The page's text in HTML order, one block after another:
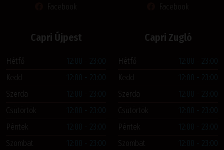
Facebook
Facebook
Capri Újpest
Hétfő
12:00 - 23:00
Kedd
12:00 - 23:00
Szerda
12:00 - 23:00
Csütörtök
12:00 - 23:00
Péntek
12:00 - 23:00
Szombat
12:00 - 23:00
Capri Zugló
Hétfő
12:00 - 23:00
Kedd
12:00 - 23:00
Szerda
12:00 - 23:00
Csütörtök
12:00 - 23:00
Péntek
12:00 - 23:00
Szombat
12:00 - 23:00